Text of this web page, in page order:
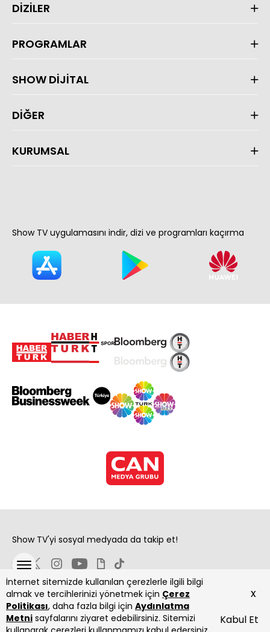
İnternet sitemizde kullanılan çerezlerle ilgili bilgi
almak ve tercihlerinizi yönetmek için Çerez
Politikası, daha fazla bilgi için Aydınlatma
Metni sayfalarını ziyaret edebilirsiniz. Sitemizi
Kabul Et
x
DİZİLER
PROGRAMLAR
SHOW DİJİTAL
DİĞER
KURUMSAL
Show TV uygulamasını indir, dizi ve programları kaçırma
Show TV'yi sosyal medyada da takip et!
Copyright 2026 Show Televizyon Yayıncılık A.Ş.